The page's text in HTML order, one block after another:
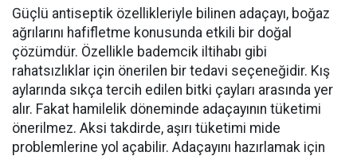
Güçlü antiseptik özellikleriyle bilinen adaçayı, boğaz
ağrılarını hafifletme konusunda etkili bir doğal
çözümdür. Özellikle bademcik iltihabı gibi
rahatsızlıklar için önerilen bir tedavi seçeneğidir. Kış
aylarında sıkça tercih edilen bitki çayları arasında yer
alır. Fakat hamilelik döneminde adaçayının tüketimi
önerilmez. Aksi takdirde, aşırı tüketimi mide
problemlerine yol açabilir. Adaçayını hazırlamak için